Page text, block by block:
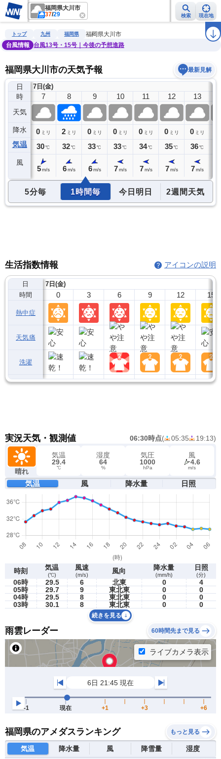
福岡県大川市
37/29 検索 現在地
雨雲レーダー 台風情報 地震情報 ラ
トップ 九州 福岡県
福岡県大川市
台風情報
台風13号・15号｜今後の予想進路
福岡県大川市の天気予報 最新見解
日
時
天気
降水
気温
風
7日(金)
6
0ミリ
29℃
7
0 ミリ
30℃
5 m/s
8
2 ミリ
32℃
6 m/s
9
0 ミリ
33℃
6 m/s
10
0 ミリ
33℃
7 m/s
11
0 ミリ
34℃
7 m/s
12
0 ミリ
35℃
7 m/s
13
0 ミリ
36℃
7 m/s
5分毎 1時間毎 今日明日 2週間天気
生活指数情報 アイコンの説明
日
時間
熱中症
天気痛
洗濯
7日(金)
0 3 6 9 12 15
実況天気・観測値 06:30時点( 05:35 19:13)
晴れ
気温
29.4
℃
湿度
64
%
気圧
1000
hPa
風
4.6
m/s
気温 風 降水量 日照
時刻 気温
(℃)
風速
(m/s) 風向 降水量
(mm/h)
日照
(分)
06時 29.5 6 北東 0
4
05時
29.7 9 東北東 0
0
04時
29.5 8 東北東 0
0
03時
30.1 8 東北東 0 0
続きを見る
雨雲レーダー 60時間先まで見る
福岡県のアメダスランキング もっと見る
気温 降水量 風 降雪量 湿度